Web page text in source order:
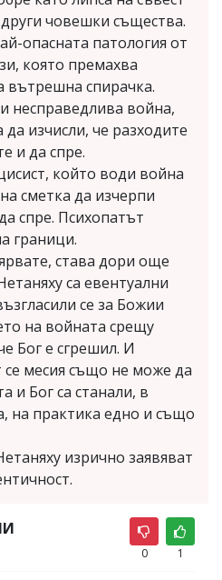
човешки същества.
опасната патология от
която премахва
вътрешна спирачка.
несправедлива война,
изчисли, че разходите
и да спре.
който води война
сметка да изчерпи
спре. Психопатът
граници.
става дори още
са евентуални
се за Божии
на войната срещу
Бог е сгрешил. И
се месия също не може да
и Бог са станали, в
на практика едно и също
изрично заявяват
0 1